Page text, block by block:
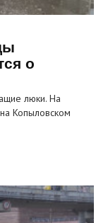
о
люки. На
Копыловском